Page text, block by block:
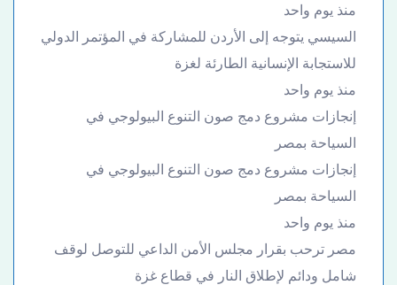
منذ يوم واحد
السيسي يتوجه إلى الأردن للمشاركة في المؤتمر الدولي
للاستجابة الإنسانية الطارئة لغزة
منذ يوم واحد
إنجازات مشروع دمج صون التنوع البيولوجي في
السياحة بمصر
إنجازات مشروع دمج صون التنوع البيولوجي في
السياحة بمصر
منذ يوم واحد
مصر ترحب بقرار مجلس الأمن الداعي للتوصل لوقف
شامل ودائم لإطلاق النار في قطاع غزة